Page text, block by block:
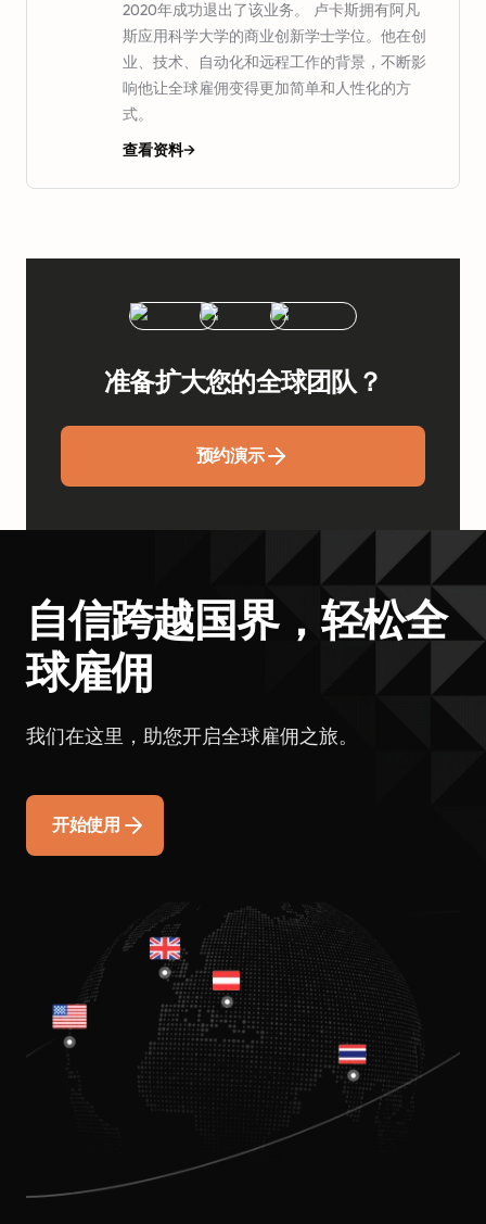
2020年成功退出了该业务。 卢卡斯拥有阿凡
斯应用科学大学的商业创新学士学位。他在创
业、技术、自动化和远程工作的背景，不断影
响他让全球雇佣变得更加简单和人性化的方
式。
查看资料→
准备扩大您的全球团队？
预约演示
自信跨越国界，轻松全
球雇佣
我们在这里，助您开启全球雇佣之旅。
开始使用